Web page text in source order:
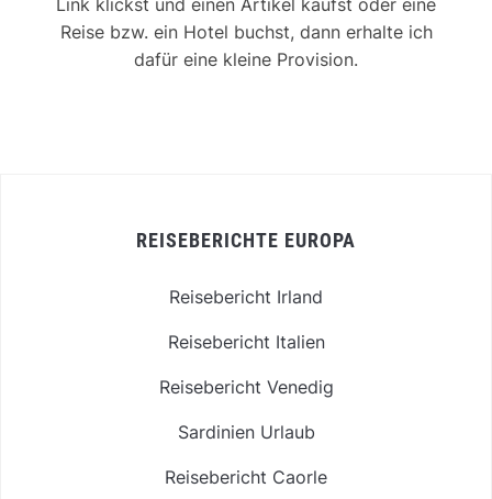
Reise bzw. ein Hotel buchst, dann erhalte ich
dafür eine kleine Provision.
REISEBERICHTE EUROPA
Reisebericht Irland
Reisebericht Italien
Reisebericht Venedig
Sardinien Urlaub
Reisebericht Caorle